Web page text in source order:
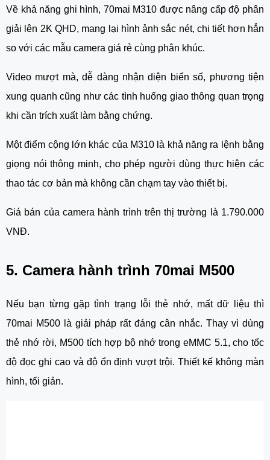
Về khả năng ghi hình, 70mai M310 được nâng cấp độ phân
giải lên 2K QHD, mang lại hình ảnh sắc nét, chi tiết hơn hẳn
so với các mẫu camera giá rẻ cùng phân khúc.
Video mượt mà, dễ dàng nhận diện biển số, phương tiện
xung quanh cũng như các tình huống giao thông quan trọng
khi cần trích xuất làm bằng chứng.
Một điểm cộng lớn khác của M310 là khả năng ra lệnh bằng
giọng nói thông minh, cho phép người dùng thực hiện các
thao tác cơ bản mà không cần chạm tay vào thiết bị.
Giá bán của camera hành trình trên thị trường là 1.790.000
VNĐ.
5. Camera hành trình 70mai M500
Nếu bạn từng gặp tình trạng lỗi thẻ nhớ, mất dữ liệu thì
70mai M500 là giải pháp rất đáng cân nhắc. Thay vì dùng
thẻ nhớ rời, M500 tích hợp bộ nhớ trong eMMC 5.1, cho tốc
độ đọc ghi cao và độ ổn định vượt trội. Thiết kế không màn
hình, tối giản.